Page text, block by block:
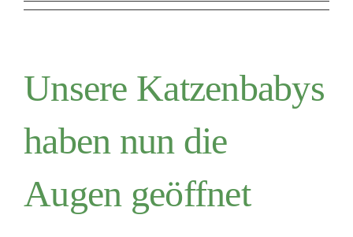
Unsere Katzenbabys
haben nun die
Augen geöffnet